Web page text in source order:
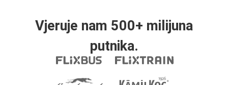
Vjeruje nam 500+ milijuna
putnika.